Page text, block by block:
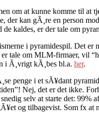
om at kunne komme til at
der kan gÃ¸re en
kaldes, er der tale om
i pyramidespil. Det
tale om MLM-firmaer, vil
i Ã¸vrigt kÃ¸bes bl.a. her.
penge i et sÃ¥dant
Nej, det er det ikke.
selv at starte det: 99%
og tilbagevist. Som fx